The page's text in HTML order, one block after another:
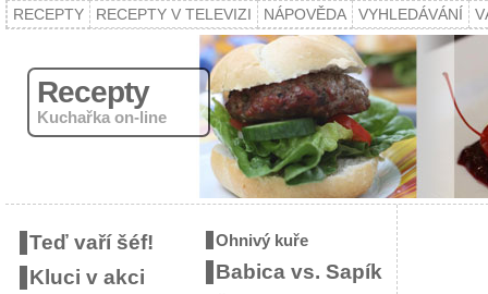
RECEPTY RECEPTY V TELEVIZI NÁPOVĚDA VYHLEDÁVÁNÍ
Recepty
Kuchařka on-line
Teď vaří šéf!
Kluci v akci
Ohnivý kuře
Babica vs. Sapík